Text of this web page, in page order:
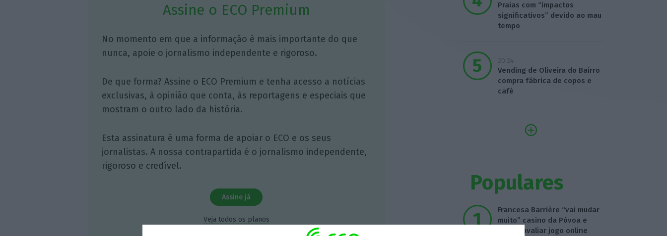
Assine o ECO Premium
No momento em que a informação é mais importante do que
nunca, apoie o jornalismo independente e rigoroso.
De que forma? Assine o ECO Premium e tenha acesso a notícias
exclusivas, à opinião que conta, às reportagens e especiais que
mostram o outro lado da história.
Esta assinatura é uma forma de apoiar o ECO e os seus
jornalistas. A nossa contrapartida é o jornalismo independente,
rigoroso e credível.
Assine já
Veja todos os planos
Praias com “impactos
significativos” devido ao mau
tempo
20:24
Vending de Oliveira do Bairro
compra fábrica de copos e
café
Populares
Francesa Barrière “vai mudar
muito” casino da Póvoa e
está a avaliar jogo online